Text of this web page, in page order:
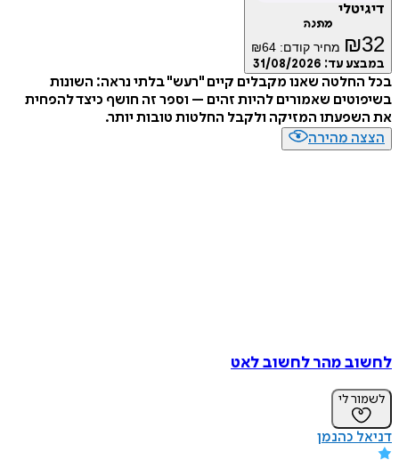
דיגיטלי
מתנה
₪32 מחיר קודם: ₪64
במבצע עד: 31/08/2026
בכל החלטה שאנו מקבלים קיים "רעש" בלתי נראה: השונות
בשיפוטים שאמורים להיות זהים – וספר זה חושף כיצד להפחית
את השפעתו המזיקה ולקבל החלטות טובות יותר.
הצצה מהירה
לחשוב מהר לחשוב לאט
לשמור לי
דניאל כהנמן